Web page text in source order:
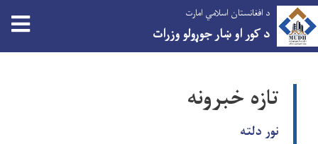
د افغانستان اسلامي امارت
د کور او ښار جوړولو وزرات
تازه خبرونه
نور دلته